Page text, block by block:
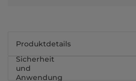
Produktdetails
Sicherheit
und
Anwendung